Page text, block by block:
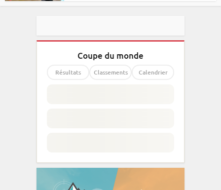
Coupe du monde
Résultats Classements Calendrier